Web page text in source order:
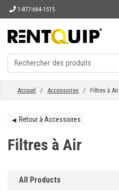
1-877-664-1515
ACCUEIL
ÉQUIPEMENT
ACCESSOIRES
PIÈCES
Accueil / Accessoires/ Filtres à Air
◀︎Retour à Accessoires
Filtres à Air
All Products